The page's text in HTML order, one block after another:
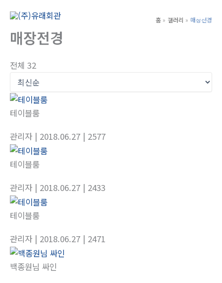
Main
홈 갤러리 매장전경
매장전경
전체 32
테이블룸
관리자 | 2018.06.27 | 2577
테이블룸
관리자 | 2018.06.27 | 2433
테이블룸
관리자 | 2018.06.27 | 2471
백종원님 싸인